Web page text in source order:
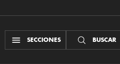
SECCIONES BUSCAR